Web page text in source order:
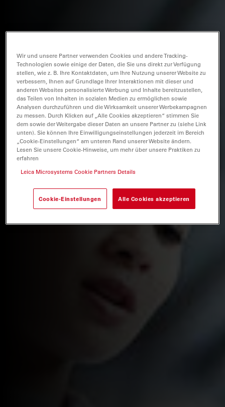
Wir und unsere Partner verwenden Cookies und andere Tracking-
Technologien sowie einige der Daten, die Sie uns direkt zur Verfügung
stellen, wie z. B. Ihre Kontaktdaten, um Ihre Nutzung unserer Website zu
verbessern, Ihnen auf Grundlage Ihrer Interaktionen mit dieser und
anderen Websites personalisierte Werbung und Inhalte bereitzustellen,
das Teilen von Inhalten in sozialen Medien zu ermöglichen sowie
Analysen durchzuführen und die Wirksamkeit unserer Werbekampagnen
zu messen. Durch Klicken auf „Alle Cookies akzeptieren“ stimmen Sie
dem sowie der Weitergabe dieser Daten an unsere Partner zu (siehe Link
unten). Sie können Ihre Einwilligungseinstellungen jederzeit im Bereich
„Cookie-Einstellungen“ am unteren Rand unserer Website ändern.
Lesen Sie unsere Cookie-Hinweise, um mehr über unsere Praktiken zu
erfahren
Leica Microsystems Cookie Partners Details
Cookie-Einstellungen Alle Cookies akzeptieren